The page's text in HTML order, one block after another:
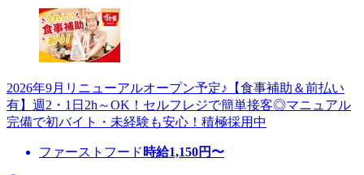
2026年9月リニューアルオープン予定♪【食事補助＆前払い
有】週2・1日2h～OK！セルフレジで簡単接客◎マニュアル
完備で初バイト・未経験も安心！積極採用中
ファーストフード 時給1,150円〜